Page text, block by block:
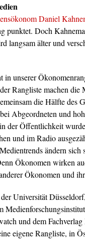
Daniel
punktet. Doch
langsam älter und
unserer
Rangliste machen die
die Hälfte des
Abgeordneten und
der Öffentlichkeit
und im Radio
ändern
Ökonomen wirken
Ökonomen und
Universität
und dem
eigene Rangliste, in